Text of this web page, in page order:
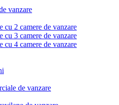
vanzare
cu 2 camere de vanzare
cu 3 camere de vanzare
cu 4 camere de vanzare
de vanzare